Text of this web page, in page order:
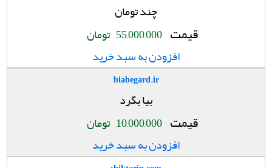
چند تومان
قیمت 55,000,000 تومان
افزودن به سبد خرید
biabegard.ir
بیا بگرد
قیمت 10,000,000 تومان
افزودن به سبد خرید